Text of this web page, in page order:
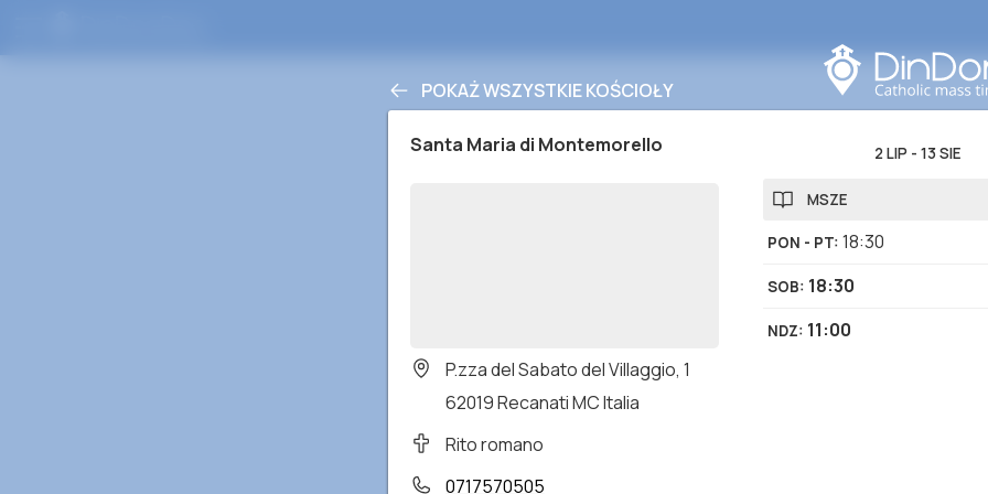
POKAŻ WSZYSTKIE KOŚCIOŁY
Santa Maria di Montemorello
P.zza del Sabato del Villaggio, 1
62019 Recanati MC Italia
Rito romano
0717570505
2 LIP - 13 SIE
MSZE
PON - PT: 18:30
SOB: 18:30
NDZ: 11:00